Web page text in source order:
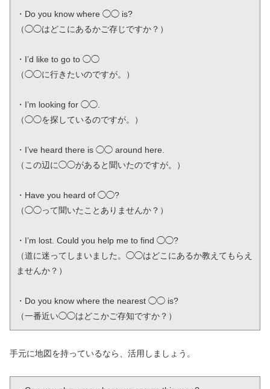
・Do you know where ◯◯ is?
（◯◯はどこにあるかご存じですか？）
・I’d like to go to ◯◯
（◯◯に行きたいのですが。）
・I’m looking for ◯◯.
（◯◯を探しているのですが。）
・I’ve heard there is ◯◯ around here.
（この辺に◯◯があると聞いたのですが。）
・Have you heard of ◯◯?
（◯◯って聞いたことありませんか？）
・I’m lost. Could you help me to find ◯◯?
（道に迷ってしまいました。◯◯はどこにあるか教えてもらえ
ませんか？）
・Do you know where the nearest ◯◯ is?
（一番近い◯◯はどこかご存知ですか？）
手元に地図を持っているなら、活用しましょう。